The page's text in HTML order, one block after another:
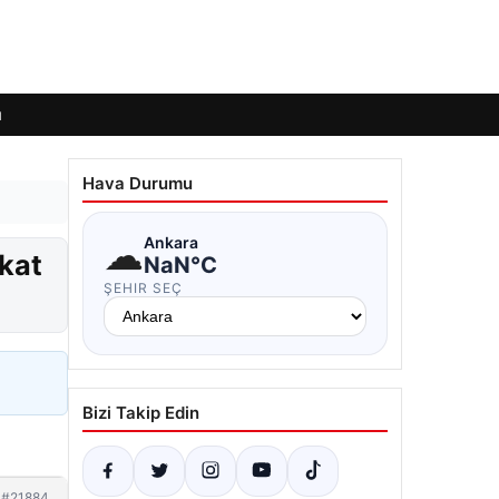
Hava Durumu
☁Ankara
NaN°C
ŞEHIR SEÇ
Bizi Takip Edin